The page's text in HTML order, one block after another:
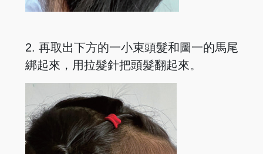
2. 再取出下方的一小束頭髮和圖一的馬尾
綁起來，用拉髮針把頭髮翻起來。